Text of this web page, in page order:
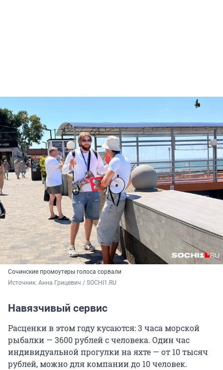
Сочинские промоутеры голоса сорвали
Источник: Анна Грицевич / SOCHI1.RU
Навязчивый сервис
Расценки в этом году кусаются: 3 часа морской
рыбалки — 3600 рублей с человека. Один час
индивидуальной прогулки на яхте — от 10 тысяч
рублей, можно для компании до 10 человек.